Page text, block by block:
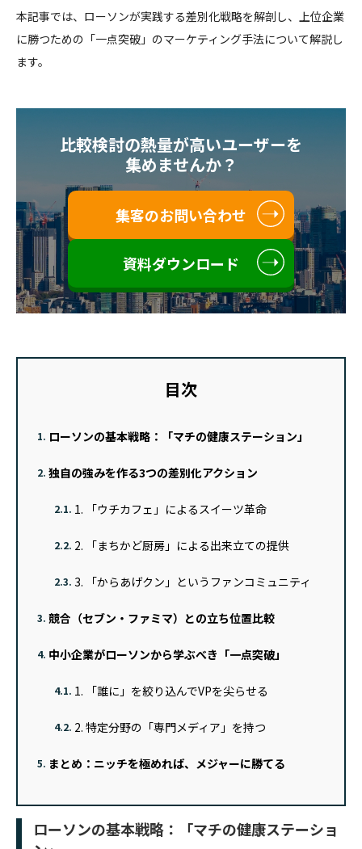
本記事では、ローソンが実践する差別化戦略を解剖し、上位企業
に勝つための「一点突破」のマーケティング手法について解説し
ます。
比較検討の熱量が高いユーザーを
集めませんか？
集客のお問い合わせ
資料ダウンロード
目次
1. ローソンの基本戦略：「マチの健康ステーション」
2. 独自の強みを作る3つの差別化アクション
2.1. 1. 「ウチカフェ」によるスイーツ革命
2.2. 2. 「まちかど厨房」による出来立ての提供
2.3. 3. 「からあげクン」というファンコミュニティ
3. 競合（セブン・ファミマ）との立ち位置比較
4. 中小企業がローソンから学ぶべき「一点突破」
4.1. 1. 「誰に」を絞り込んでVPを尖らせる
4.2. 2. 特定分野の「専門メディア」を持つ
5. まとめ：ニッチを極めれば、メジャーに勝てる
ローソンの基本戦略：「マチの健康ステーショ